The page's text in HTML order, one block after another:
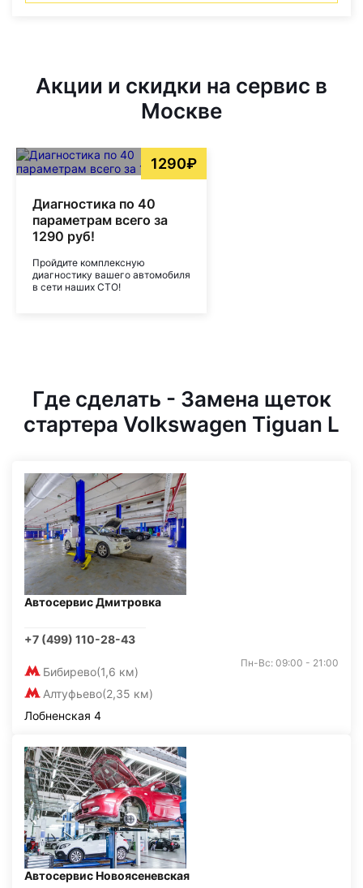
Акции и скидки на сервис в
Москве
1290₽
Диагностика по 40
параметрам всего за
1290 руб!
Пройдите комплексную
диагностику вашего автомобиля
в сети наших СТО!
Где сделать - Замена щеток
стартера Volkswagen Tiguan L
Автосервис Дмитровка
+7 (499) 110-28-43
Бибирево(1,6 км)
Алтуфьево(2,35 км)
Пн-Вс: 09:00 - 21:00
Лобненская 4
Автосервис Новоясеневская